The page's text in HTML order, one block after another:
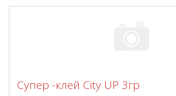
Супер -клей City UP 3гр